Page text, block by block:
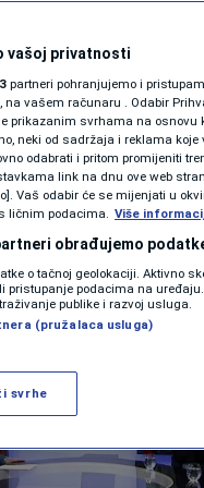
09. jun. 2026. 18:41 |
Više
vašoj privatnosti
partneri pohranjujemo i
na vašem računaru . Odabir
prikazanim svrhama na osnovu
neki od sadržaja i reklama
odabrati i pritom promijeniti
link na dnu ove web
Vaš odabir će se mijenjati u
ličnim podacima. Više
obrađujemo
o tačnoj geolokaciji. Aktivno
pristupanje podacima na
publike i razvoj usluga.
(pružalaca usluga)
svrhe